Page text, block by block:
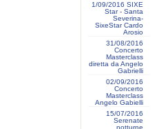
1/09/2016 SIXE
Star - Santa
Severina-
SixeStar Cardo
Arosio
31/08/2016
Concerto
Masterclass
diretta da Angelo
Gabrielli
02/09/2016
Concerto
Masterclass
Angelo Gabielli
15/07/2016
Serenate
notturne